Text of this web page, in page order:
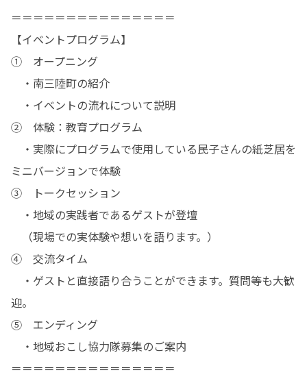
＝＝＝＝＝＝＝＝＝＝＝＝＝＝＝
【イベントプログラム】
①	オープニング
・南三陸町の紹介
・イベントの流れについて説明
②	体験：教育プログラム
・実際にプログラムで使用している民子さんの紙芝居を
ミニバージョンで体験
③	トークセッション
・地域の実践者であるゲストが登壇
（現場での実体験や想いを語ります。）
④	交流タイム
・ゲストと直接語り合うことができます。質問等も大歓
迎。
⑤	エンディング
・地域おこし協力隊募集のご案内
＝＝＝＝＝＝＝＝＝＝＝＝＝＝＝